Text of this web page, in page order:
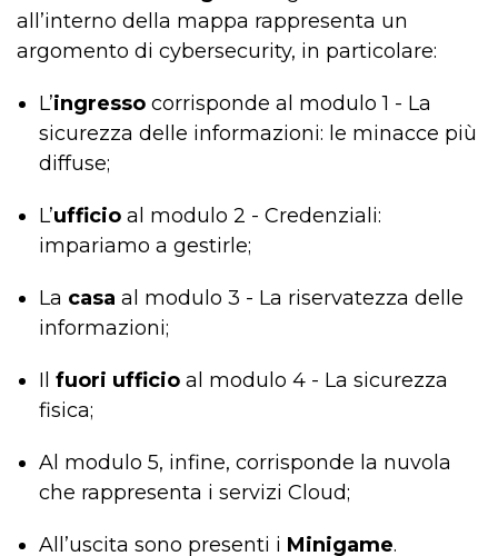
all’interno della mappa rappresenta un
argomento di cybersecurity, in particolare:
L’ingresso corrisponde al modulo 1 - La
sicurezza delle informazioni: le minacce più
diffuse;
L’ufficio al modulo 2 - Credenziali:
impariamo a gestirle;
La casa al modulo 3 - La riservatezza delle
informazioni;
Il fuori ufficio al modulo 4 - La sicurezza
fisica;
Al modulo 5, infine, corrisponde la nuvola
che rappresenta i servizi Cloud;
All’uscita sono presenti i Minigame.